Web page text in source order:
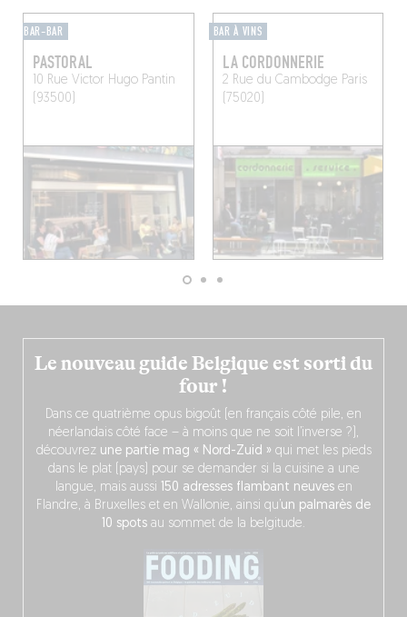
BAR-BAR
PASTORAL
10 Rue Victor HugoPantin
(93500)
BAR À VINS
LA CORDONNERIE
2 Rue du Cambodge Paris
(75020)
Le nouveau guide Belgique est sorti du
four !
Dans ce quatrième opus bigoût (en français côté pile, en
néerlandais côté face – à moins que ne soit l’inverse ?),
découvrez une partie mag « Nord-Zuid » qui met les pieds
dans le plat (pays) pour se demander si la cuisine a une
langue, mais aussi 150 adresses flambant neuvesen
Flandre, à Bruxelles et en Wallonie, ainsi qu’un palmarès de
10 spots au sommet de la belgitude.